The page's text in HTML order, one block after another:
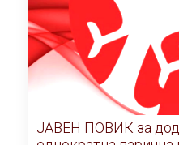
ЈАВЕН ПОВИК за доделување на